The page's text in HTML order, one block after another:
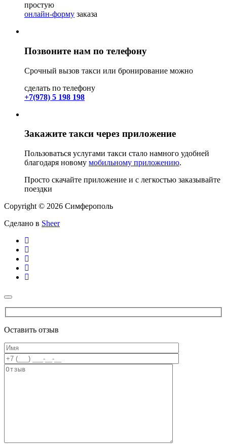
простую
онлайн-форму заказа
Позвоните нам по телефону
Срочный вызов такси или бронирование можно
сделать по телефону
+7(978) 5 198 198
Закажите такси через приложение
Пользоваться услугами такси стало намного удобней
благодаря новому мобильному приложению.
Просто скачайте приложение и с легкостью заказывайте
поездки
Copyright © 2026 Симферополь
Сделано в Sheer
Оставить отзыв